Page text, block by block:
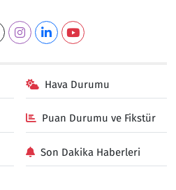
Hava Durumu
Puan Durumu ve Fikstür
Son Dakika Haberleri